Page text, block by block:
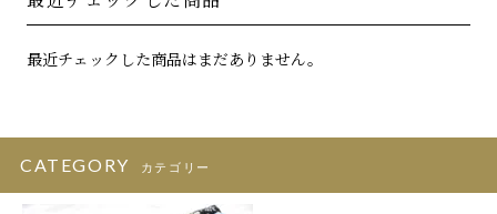
最近チェックした商品はまだありません。
CATEGORY カテゴリー